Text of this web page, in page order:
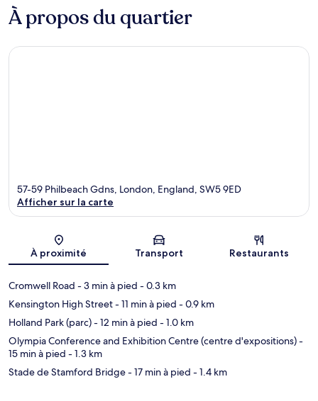
À propos du quartier
Carte
57-59 Philbeach Gdns, London, England, SW5 9ED
Afficher sur la carte
À proximité Transport Restaurants
Cromwell Road - 3 min à pied - 0.3 km
Kensington High Street- 11 min à pied - 0.9 km
Holland Park (parc)- 12 min à pied - 1.0 km
Olympia Conference and Exhibition Centre (centre d'expositions)-
15 min à pied - 1.3 km
Stade de Stamford Bridge- 17 min à pied - 1.4 km